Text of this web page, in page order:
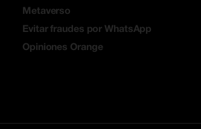
Metaverso
Evitar fraudes por WhatsApp
Opiniones Orange